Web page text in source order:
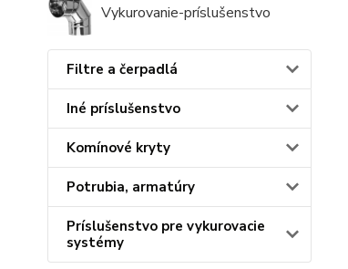
Vykurovanie-príslušenstvo
Filtre a čerpadlá
Iné príslušenstvo
Komínové kryty
Potrubia, armatúry
Príslušenstvo pre vykurovacie
systémy